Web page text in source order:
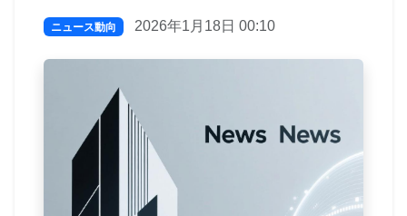
ニュース動向 2026年1月18日 00:10